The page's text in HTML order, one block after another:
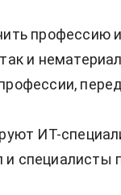
профессию
и
ИТ-
специалисты